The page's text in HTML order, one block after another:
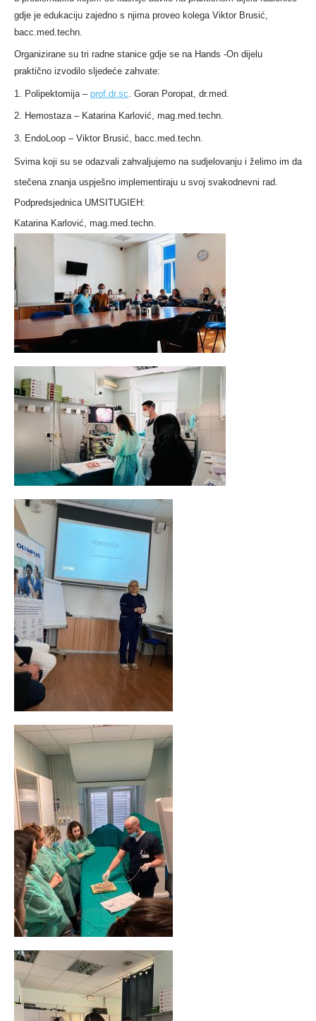
gdje je edukaciju zajedno s njima proveo kolega Viktor Brusić,
bacc.med.techn.
Organizirane su tri radne stanice gdje se na Hands -On dijelu
praktično izvodilo sljedeće zahvate:
1. Polipektomija – prof.dr.sc . Goran Poropat, dr.med.
2. Hemostaza – Katarina Karlović, mag.med.techn.
3. EndoLoop – Viktor Brusić, bacc.med.techn.
Svima koji su se odazvali zahvaljujemo na sudjelovanju i želimo im da
stečena znanja uspješno implementiraju u svoj svakodnevni rad.
Podpredsjednica UMSITUGIEH:
Katarina Karlović, mag.med.techn.